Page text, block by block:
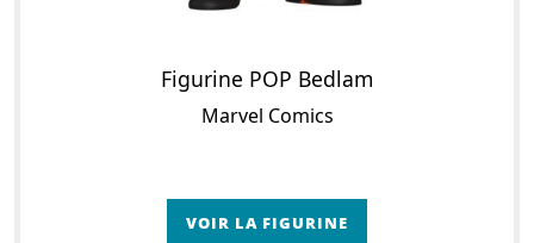
Figurine POP Bedlam
Marvel Comics
VOIR LA FIGURINE